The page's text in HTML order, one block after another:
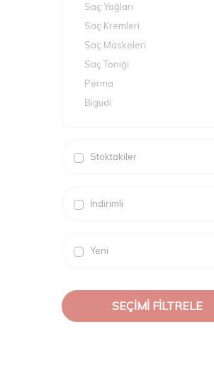
Saç Yağları
Saç Kremleri
Saç Maskeleri
Saç Toniği
Perma
Bigudi
Şampuanlar
Stoktakiler
İndirimli
Yeni
SEÇIMI FILTRELE